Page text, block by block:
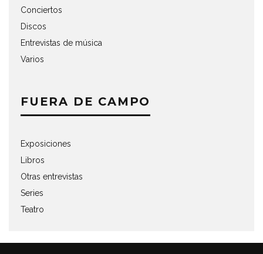
Conciertos
Discos
Entrevistas de música
Varios
FUERA DE CAMPO
Exposiciones
Libros
Otras entrevistas
Series
Teatro